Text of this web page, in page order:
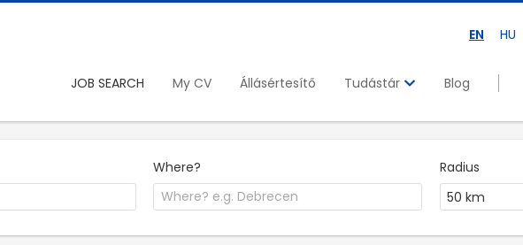
EN HU
JOB SEARCH My CV Állásértesítő Tudástár Blog
Where?
Radius
50 km